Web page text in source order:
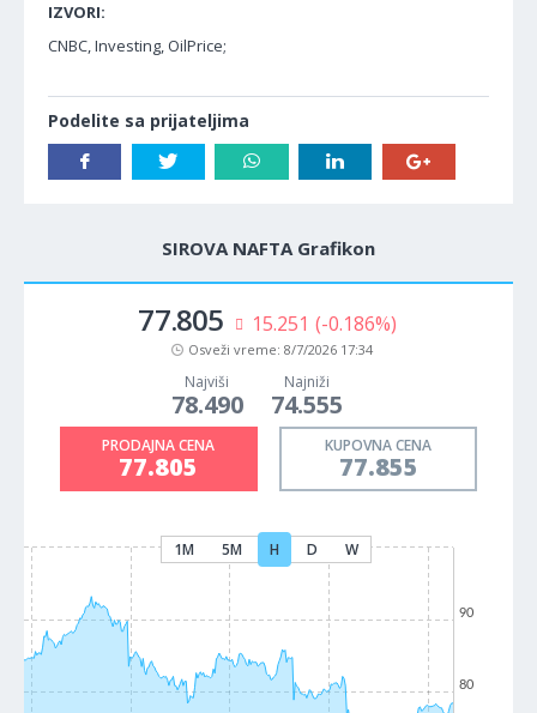
IZVORI:
CNBC, Investing, OilPrice;
Podelite sa prijateljima
SIROVA NAFTA Grafikon
77.805 15.251 (-0.186%)
Osveži vreme: 8/7/2026 17:34
Najviši
78.490
Najniži
74.555
PRODAJNA CENA
77.805
KUPOVNA CENA
77.855
1M 5M H D W
80
90